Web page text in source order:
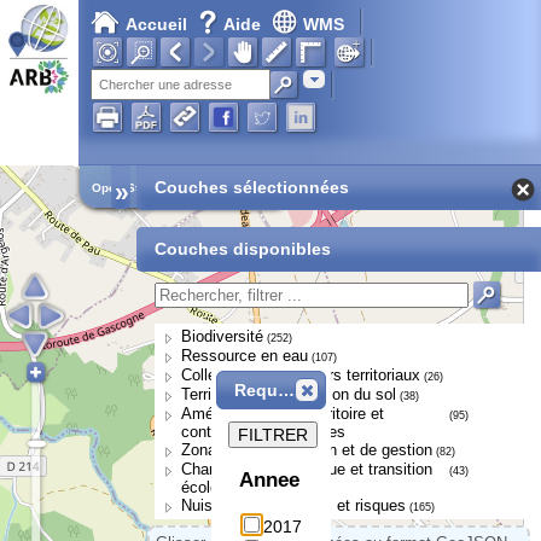
Accueil Aide WMS
Adresse
Open Street Map
» Couches sélectionnées
Couches disponibles
Biodiversité (252)
Ressource en eau (107)
Collectivités et acteurs territoriaux (26)
Territoires et occupation du sol (38)
Aménagement du territoire et
continuités écologiques
(95)
Zonages de protection et de gestion (82)
Changement climatique et transition
écologique
(43)
Nuisances, pressions et risques (165)
Requête
Annee
2017
FILTRER